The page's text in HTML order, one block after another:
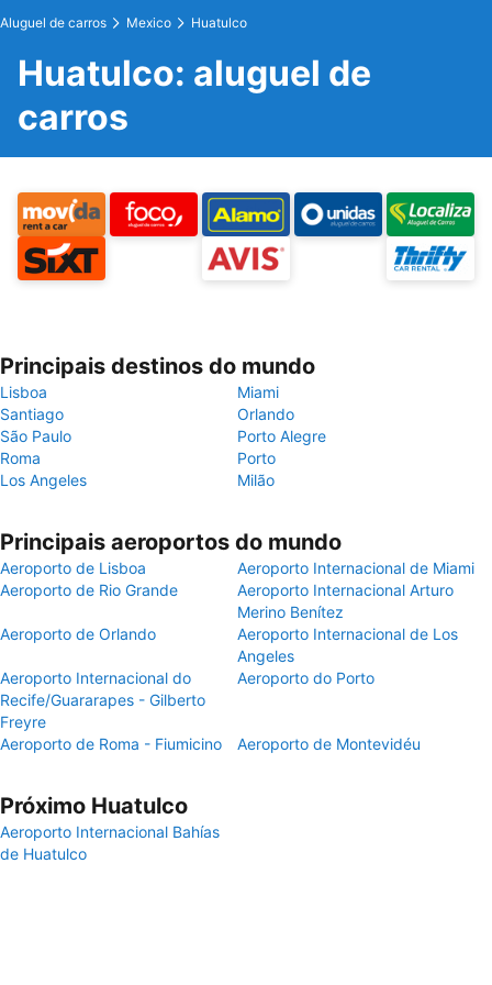
Aluguel de carros Mexico Huatulco
Huatulco: aluguel de
carros
Principais destinos do mundo
Lisboa
Miami
Santiago
Orlando
São Paulo
Porto Alegre
Roma
Porto
Los Angeles
Milão
Principais aeroportos do mundo
Aeroporto de Lisboa
Aeroporto Internacional de Miami
Aeroporto de Rio Grande
Aeroporto Internacional Arturo
Merino Benítez
Aeroporto de Orlando
Aeroporto Internacional de Los
Angeles
Aeroporto Internacional do
Recife/Guararapes - Gilberto
Freyre
Aeroporto do Porto
Aeroporto de Roma - Fiumicino Aeroporto de Montevidéu
Próximo Huatulco
Aeroporto Internacional Bahías
de Huatulco